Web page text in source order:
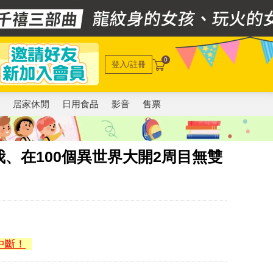
登入/註冊 0
居家休閒 日用食品 影音 售票
在100個異世界大開2周目無雙
！